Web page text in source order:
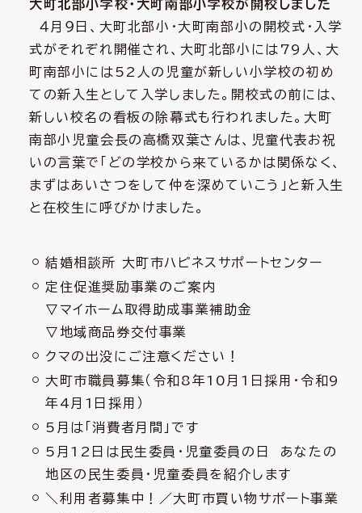
大町北部小学校・大町南部小学校が開校しました
４月９日、大町北部小・大町南部小の開校式・入学
式がそれぞれ開催され、大町北部小には79人、大
町南部小には52人の児童が新しい小学校の初め
ての新入生として入学しました。開校式の前には、
新しい校名の看板の除幕式も行われました。大町
南部小児童会長の高橋双葉さんは、児童代表お祝
いの言葉で「どの学校から来ているかは関係なく、
まずはあいさつをして仲を深めていこう」と新入生
と在校生に呼びかけました。
結婚相談所 大町市ハピネスサポートセンター
定住促進奨励事業のご案内
▽マイホーム取得助成事業補助金
▽地域商品券交付事業
クマの出没にご注意ください！
大町市職員募集（令和8年10月1日採用・令和9
年4月1日採用）
5月は「消費者月間」です
5月12日は民生委員・児童委員の日 あなたの
地区の民生委員・児童委員を紹介します
＼利用者募集中！／大町市買い物サポート事業